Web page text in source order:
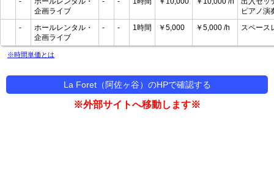
企画ライブ
ピアノ演
-
ホールレンタル・
企画ライブ
- - 1時間 ￥5,000 ￥5,000 /h スペース
※時間単価とは
La Foret（阿佐ヶ谷）のHPで確認する
※外部サイトへ移動します※